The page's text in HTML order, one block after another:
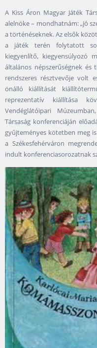
A Kiss Áron Magyar Játék
alelnöke – mondhatnám: „jó
a történéseknek. Az elsők
a játék terén folytatott
kiegyenlítő, kiegyensúlyozó
általános népszerűségnek
rendszeres résztvevője volt
önálló kiállítását
reprezentatív kiállítása
Vendéglátóipari
Társaság konferenciáján
gyűjteményes kötetben meg
a Székesfehérváron
indult konferenciasorozatnak